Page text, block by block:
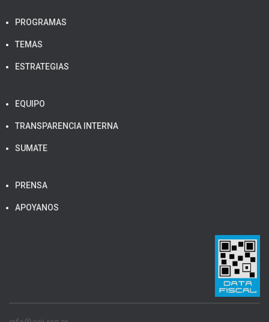
PROGRAMAS
TEMAS
ESTRATEGIAS
EQUIPO
TRANSPARENCIA INTERNA
SUMATE
PRENSA
APOYANOS